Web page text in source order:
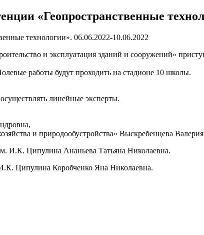
«Геопространственные
технологии». 06.06.2022-10.06.2022
и эксплуатация зданий и сооружений»
работы будут проходить на стадионе 10 школы.
линейные эксперты.
и природообустройства» Выскребенцева
И.К. Ципулина Ананьева Татьяна Николаевна.
Ципулина Коробченко Яна Николаевна.